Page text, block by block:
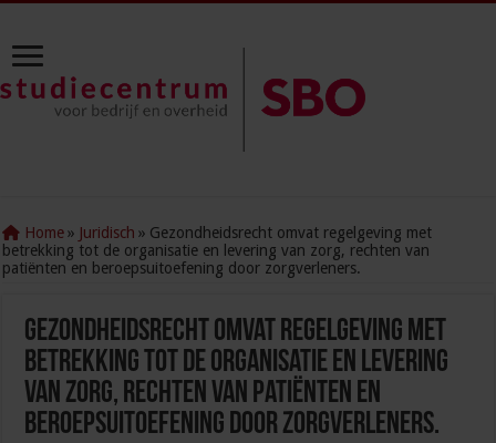
Home » Juridisch » Gezondheidsrecht omvat regelgeving met
betrekking tot de organisatie en levering van zorg, rechten van
patiënten en beroepsuitoefening door zorgverleners.
Gezondheidsrecht omvat regelgeving met
betrekking tot de organisatie en levering
van zorg, rechten van patiënten en
beroepsuitoefening door zorgverleners.